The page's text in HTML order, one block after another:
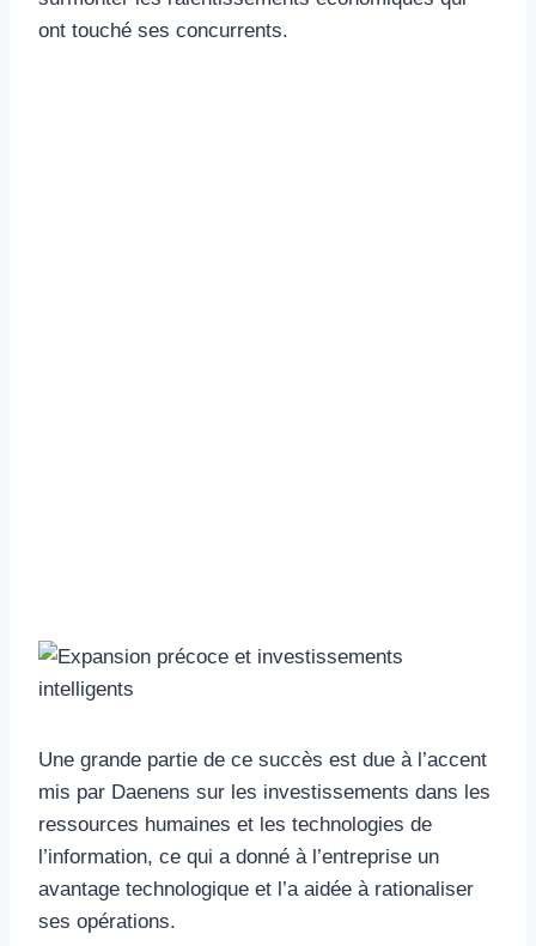
ont touché ses concurrents.
Une grande partie de ce succès est due à l’accent
mis par Daenens sur les investissements dans les
ressources humaines et les technologies de
l’information, ce qui a donné à l’entreprise un
avantage technologique et l’a aidée à rationaliser
ses opérations.